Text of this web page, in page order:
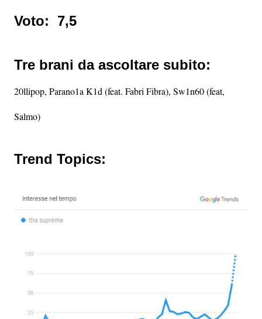
Voto: 7,5
Tre brani da ascoltare subito:
20llipop, Parano1a K1d (feat. Fabri Fibra), Sw1n60 (feat,
Salmo)
Trend Topics: